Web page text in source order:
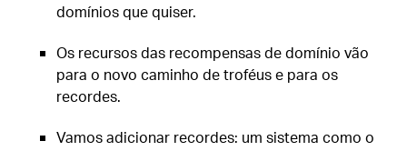
domínios que quiser.
Os recursos das recompensas de domínio vão
para o novo caminho de troféus e para os
recordes.
Vamos adicionar recordes: um sistema como o